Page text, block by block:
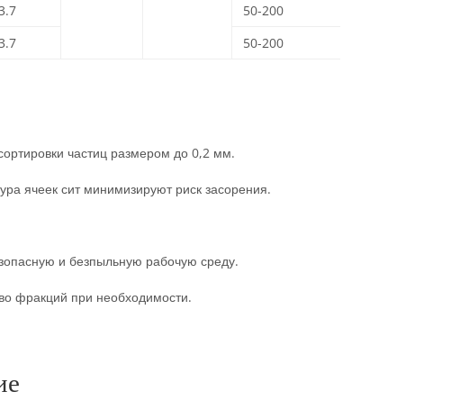
50-200
50-200
частиц размером до 0,2 мм.
ячеек сит минимизируют риск засорения.
и безпыльную рабочую среду.
фракций при необходимости.